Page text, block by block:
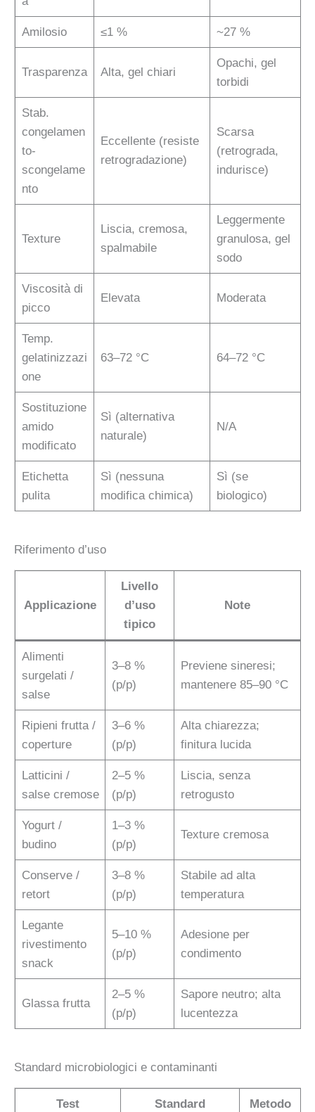
Amilosio ≤1 % ~27 %
Trasparenza Alta, gel chiari
Opachi, gel
torbidi
Stab.
congelamen
to-
scongelame
nto
Eccellente (resiste
retrogradazione)
Scarsa
(retrograda,
indurisce)
Texture
Liscia, cremosa,
spalmabile
Leggermente
granulosa, gel
sodo
Viscosità di
picco
Elevata Moderata
Temp.
gelatinizzazi
one
63–72 °C 64–72 °C
Sostituzione
amido
modificato
Sì (alternativa
naturale)
N/A
Etichetta
pulita
Sì (nessuna
modifica chimica)
Sì (se
biologico)
Riferimento d’uso
Applicazione
Livello
d’uso
tipico
Note
Alimenti
surgelati /
salse
3–8 %
(p/p)
Previene sineresi;
mantenere 85–90 °C
Ripieni frutta /
coperture
3–6 %
(p/p)
Alta chiarezza;
finitura lucida
Latticini /
salse cremose
2–5 %
(p/p)
Liscia, senza
retrogusto
Yogurt /
budino
1–3 %
(p/p)
Texture cremosa
Conserve /
retort
3–8 %
(p/p)
Stabile ad alta
temperatura
Legante
rivestimento
snack
5–10 %
(p/p)
Adesione per
condimento
Glassa frutta
2–5 %
(p/p)
Sapore neutro; alta
lucentezza
Standard microbiologici e contaminanti
Test Standard Metodo